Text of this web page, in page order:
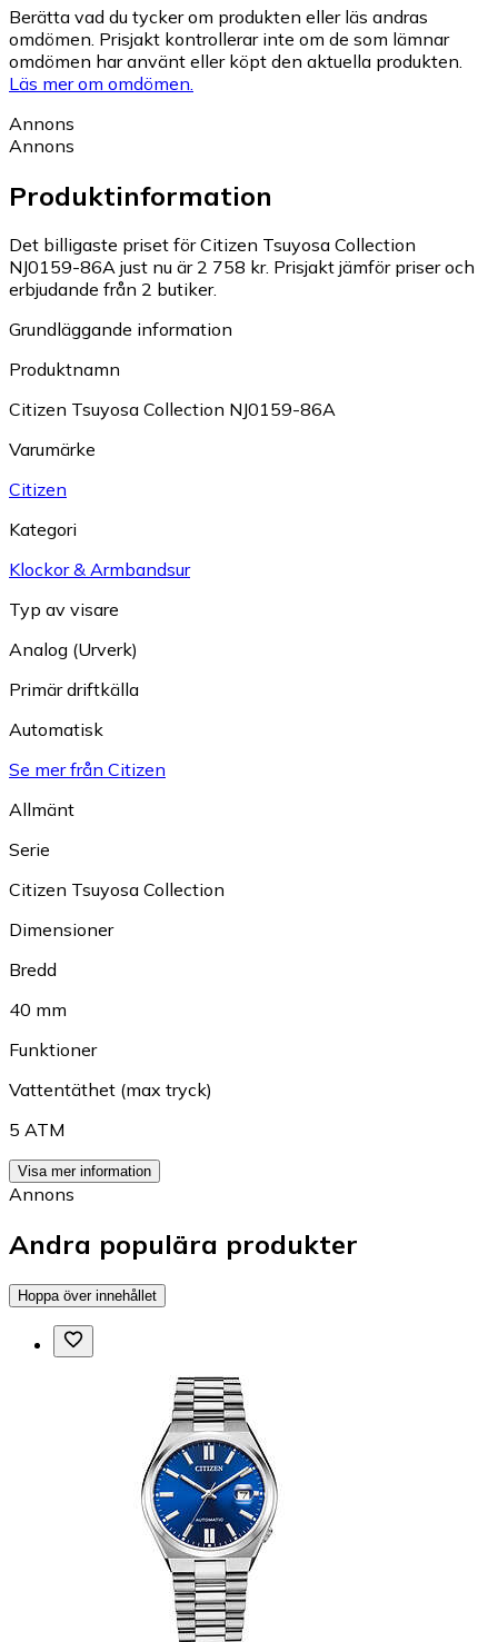
Berätta vad du tycker om produkten eller läs andras
omdömen. Prisjakt kontrollerar inte om de som lämnar
omdömen har använt eller köpt den aktuella produkten.
Läs mer om omdömen.
Annons
Annons
Produktinformation
Det billigaste priset för Citizen Tsuyosa Collection
NJ0159-86A just nu är 2 758 kr. Prisjakt jämför priser och
erbjudande från 2 butiker.
Grundläggande information
Produktnamn
Citizen Tsuyosa Collection NJ0159-86A
Varumärke
Citizen
Kategori
Klockor & Armbandsur
Typ av visare
Analog (Urverk)
Primär driftkälla
Automatisk
Se mer från Citizen
Allmänt
Serie
Citizen Tsuyosa Collection
Dimensioner
Bredd
40 mm
Funktioner
Vattentäthet (max tryck)
5 ATM
Visa mer information
Annons
Andra populära produkter
Hoppa över innehållet